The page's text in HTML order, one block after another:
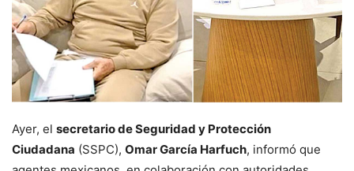
Ayer, el secretario de Seguridad y Protección
Ciudadana (SSPC), Omar García Harfuch, informó que